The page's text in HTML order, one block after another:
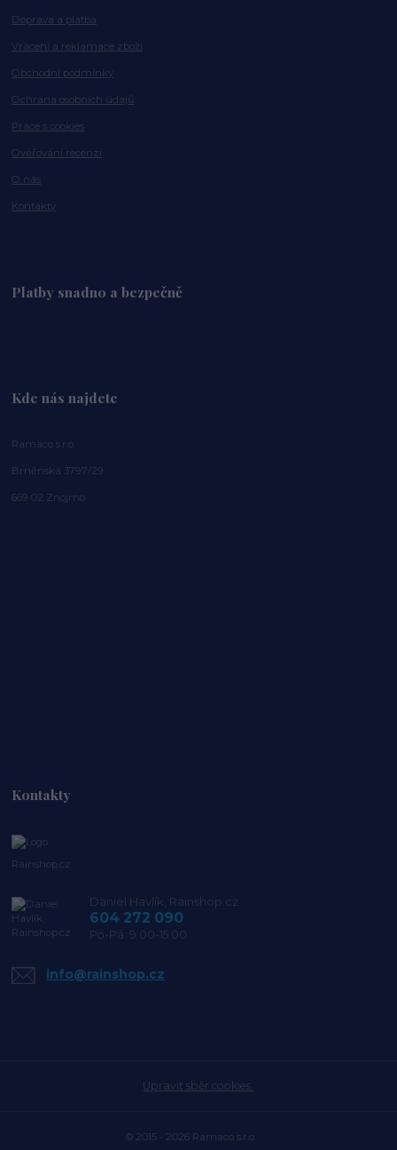
Doprava a platba
Vrácení a reklamace zboží
Obchodní podmínky
Ochrana osobních údajů
Práce s cookies
Ověřování recenzí
O nás
Kontakty
Platby snadno a bezpečně
Kde nás najdete
Ramaco s.r.o.
Brněnská 3797/29
669 02 Znojmo
Kontakty
Rainshop.cz
Daniel Havlík, Rainshop.cz
604 272 090
Po-Pá: 9.00-15.00
info@rainshop.cz
Upravit sběr cookies.
© 2015 - 2026 Ramaco s.r.o.